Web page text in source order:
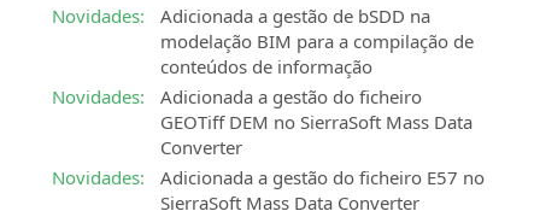
Novidades:
Adicionada a gestão de bSDD na
modelação BIM para a compilação de
conteúdos de informação
Novidades:
Adicionada a gestão do ficheiro
GEOTiff DEM no SierraSoft Mass Data
Converter
Novidades:
Adicionada a gestão do ficheiro E57 no
SierraSoft Mass Data Converter